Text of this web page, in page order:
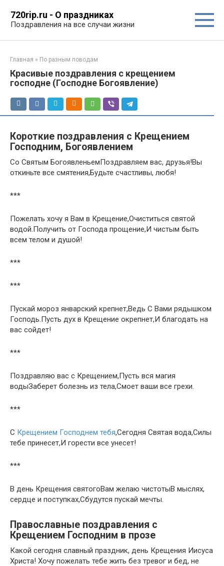
контенту
720rip.ru - О праздниках
Поздравления на все случаи жизни
Главная » По разным поводам
Красивые поздравления с крещением
господне (Господне Богоявление)
Короткие поздравления с Крещением
Господним, Богоявлением
Со Святым БогоявленьемПоздравляем вас, друзья!Вы
откиньте все смятения,Будьте счастливы, любя!
***
Пожелать хочу я Вам в Крещение,Очиститься святой
водой.Получить от Господа прощение,И чистым быть
всем телом и душой!
***
***
Пускай мороз январский крепнет,Ведь С Вами рядышком
Господь.Пусть дух в Крещение окрепнет,И благодать на
вас сойдет!
***
Поздравляю вас с Крещением,Пусть вся магия
водыЗаберет болезнь из тела,Смоет ваши все грехи.
***
С Крещением Господнем тебя,Сегодня Святая вода,Силы
тебе принесет,И горести все унесет!
***
В день Крещения святогоВам желаю чистотыВ мыслях,
сердце и поступках,Сбудутся пускай мечты.
Православные поздравления с
Крещением Господним в прозе
Какой сегодня славный праздник, день Крещения Иисуса
Христа! Хочу пожелать тебе жить без тревог и бед, не